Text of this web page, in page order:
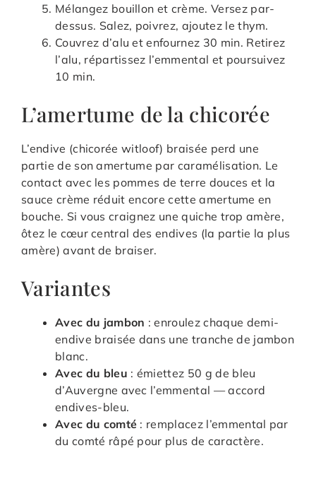
Mélangez bouillon et crème. Versez par-
dessus. Salez, poivrez, ajoutez le thym.
Couvrez d’alu et enfournez 30 min. Retirez
l’alu, répartissez l’emmental et poursuivez
10 min.
L’amertume de la chicorée
L’endive (chicorée witloof) braisée perd une
partie de son amertume par caramélisation. Le
contact avec les pommes de terre douces et la
sauce crème réduit encore cette amertume en
bouche. Si vous craignez une quiche trop amère,
ôtez le cœur central des endives (la partie la plus
amère) avant de braiser.
Variantes
Avec du jambon : enroulez chaque demi-
endive braisée dans une tranche de jambon
blanc.
Avec du bleu : émiettez 50 g de bleu
d’Auvergne avec l’emmental — accord
endives-bleu.
Avec du comté : remplacez l’emmental par
du comté râpé pour plus de caractère.